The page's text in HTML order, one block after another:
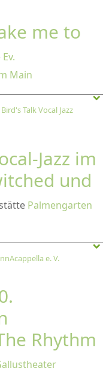
me to
Ev.
Main
Bird's Talk Vocal Jazz
Jazz im
und
Palmengarten
e. V.
Rhythm